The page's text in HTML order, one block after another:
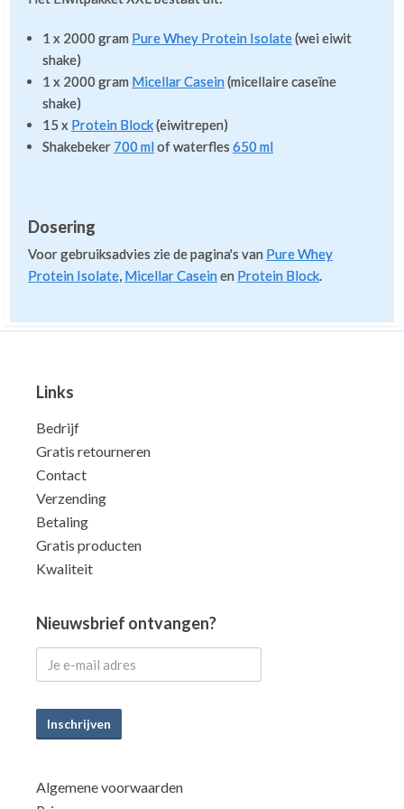
1 x 2000 gram Pure Whey Protein Isolate(wei eiwit
shake)
1 x 2000 gram Micellar Casein(micellaire caseïne
shake)
15 x Protein Block(eiwitrepen)
Shakebeker 700 mlof waterfles 650 ml
Dosering
Voor gebruiksadvies zie de pagina's van Pure Whey
Protein Isolate, Micellar Caseinen Protein Block.
Maar als je daar niet van houdt dan zijn capsules een
Wei eiwit heeft overigens nog een voordeel boven de
meeste eiwitten ind e voeding: het wordt heel snel
opgenomen en het zit barstensvol essentiële
aminozuren. Dat maakt het heel geschikt om kort
voor of na een training te gebruiken.
Links
Bedrijf
Gratis retourneren
Contact
Verzending
Betaling
Gratis producten
Kwaliteit
Nieuwsbrief ontvangen?
Inschrijven
Algemene voorwaarden